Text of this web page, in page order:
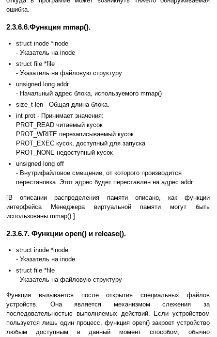
ошибка.
2.3.6.6.Функция mmap().
struct inode *inode
- Указатель на inode
struct file *file
- Указатель на файловую структуру
unsigned long addr
- Начальный адрес блока, используемого mmap()
size_t len - Общая длина блока.
int prot - Принимает значения:
PROT_READ читаемый кусок
PROT_WRITE перезаписываемый кусок
PROT_EXEC кусок, доступный для запуска
PROT_NONE недоступный кусок
unsigned long off
- Внутрифайловое смещение, от которого производится
перестановка. Этот адрес будет переставлен на адрес addr.
[В описании распределения памяти описано, как функции
интерфейса Менеджера виртуальной памяти могут быть
использованы mmap().]
2.3.6.7. Функции open() и release().
struct inode *inode
- Указатель на inode
struct file *file
- Указатель на файловую структуру
Функция вызывается после открытия специальных файлов
устройств. Она является механизмом слежения за
последовательностью выполняемых действий. Если устройством
пользуется лишь один процесс, функция open() закроет устройство
любым доступным в данный момент способом, обычно